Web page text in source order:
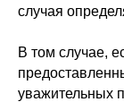
случая
В том случае,
уважительных